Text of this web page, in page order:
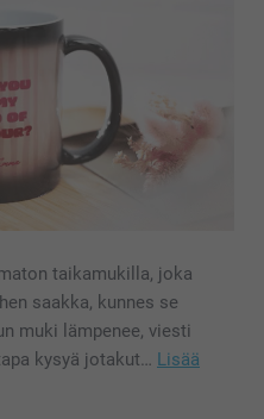
taikamukilla, joka
saakka, kunnes se
muki lämpenee, viesti
kysyä jotakut… Lisää